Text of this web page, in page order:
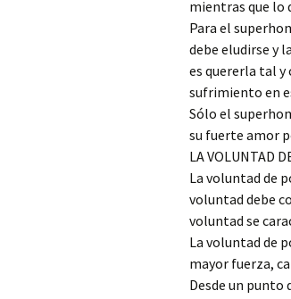
mientras que lo
Para el
debe eludirse y
es quererla tal
sufrimiento en
Sólo el
su fuerte amor
LA VOLUNTAD
La voluntad de
voluntad debe
voluntad se
La voluntad de
mayor fuerza,
Desde un punto